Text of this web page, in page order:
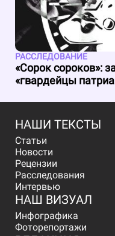
РАССЛЕДОВАНИЕ
«Сорок сороков»:
«гвардейцы
НАШИ ТЕКСТЫ
Статьи
Новости
Рецензии
Расследования
Интервью
НАШ ВИЗУАЛ
Инфографика
Фоторепортажи